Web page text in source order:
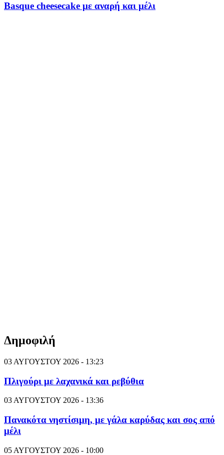
Basque cheesecake με αναρή και μέλι
Δημοφιλή
03 ΑΥΓΟΥΣΤΟΥ 2026 - 13:23
Πλιγούρι με λαχανικά και ρεβύθια
03 ΑΥΓΟΥΣΤΟΥ 2026 - 13:36
Πανακότα νηστίσιμη, με γάλα καρύδας και σος από
μέλι
05 ΑΥΓΟΥΣΤΟΥ 2026 - 10:00